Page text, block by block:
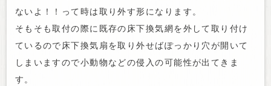
ないよ！！って時は取り外す形になります。
そもそも取付の際に既存の床下換気網を外して取り付け
ているので床下換気扇を取り外せばぽっかり穴が開いて
しまいますので小動物などの侵入の可能性が出てきま
す。